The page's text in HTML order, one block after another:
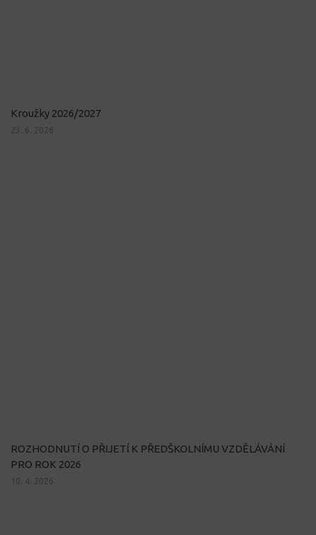
Kroužky 2026/2027
23. 6. 2026
ROZHODNUTÍ O PŘIJETÍ K PŘEDŠKOLNÍMU VZDĚLÁVÁNÍ
PRO ROK 2026
10. 4. 2026